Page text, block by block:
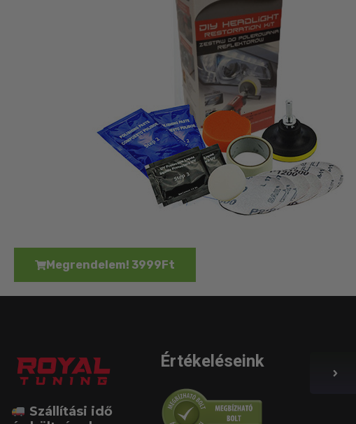
Megrendelem! 3999Ft
Szállítási idő
Értékeléseink